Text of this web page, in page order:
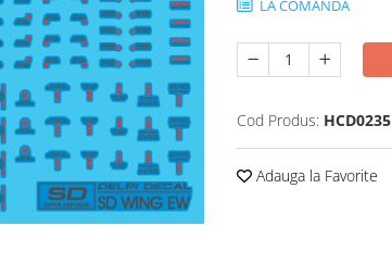
LA COMANDA
Cod Produs: HCD0235
Adauga la Favorite